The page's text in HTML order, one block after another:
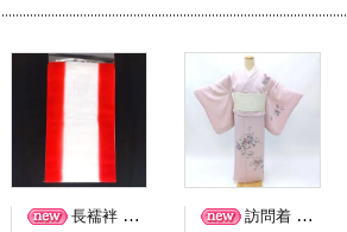
長襦袢 反物 振袖用 正絹 シルク 赤色ぼかし 普通から広幅サイズ ＬＬサイズ ４８ 訪問着 付け下げ ４０６ 目安身長１５９ｃｍ 中古 貸衣装処分 レンタル処分 リサイクル